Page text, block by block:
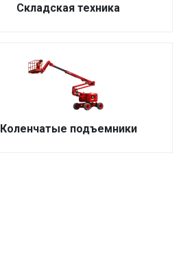
Складская техника
Коленчатые подъемники